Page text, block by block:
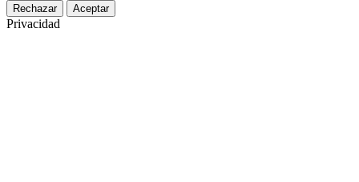
Rechazar Aceptar
Privacidad